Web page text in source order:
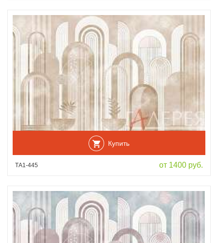
Купить
ТА1-445 от 1400 руб.